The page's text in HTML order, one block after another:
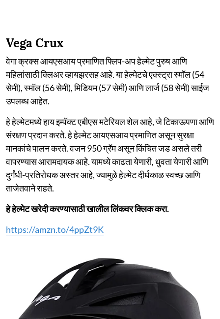
Vega Crux
वेगा क्रक्स आयएसआय प्रमाणित फ्लिप-अप हेल्मेट पुरुष आणि
महिलांसाठी क्लिअर व्हायझरसह आहे. या हेल्मेटचे एक्स्ट्रा स्मॉल (54
सेमी), स्मॉल (56 सेमी), मिडियम (57 सेमी) आणि लार्ज (58 सेमी) साईज
उपलब्ध आहेत.
हे हेल्मेटमध्ये हाय इम्पॅक्ट एबीएस मटेरियल शेल आहे, जे टिकाऊपणा आणि
संरक्षण प्रदान करते. हे हेल्मेट आयएसआय प्रमाणित असून सुरक्षा
मानकांचे पालन करते. वजन 950 ग्रॅम असून किंचित जड असले तरी
वापरण्यास आरामदायक आहे. यामध्ये काढता येणारी, धुवता येणारी आणि
दुर्गंधी-प्रतिरोधक अस्तर आहे, ज्यामुळे हेल्मेट दीर्घकाळ स्वच्छ आणि
ताजेतवाने राहते.
हे हेल्मेट खरेदी करण्यासाठी खालील लिंकवर क्लिक करा.
https://amzn.to/4ppZt9K